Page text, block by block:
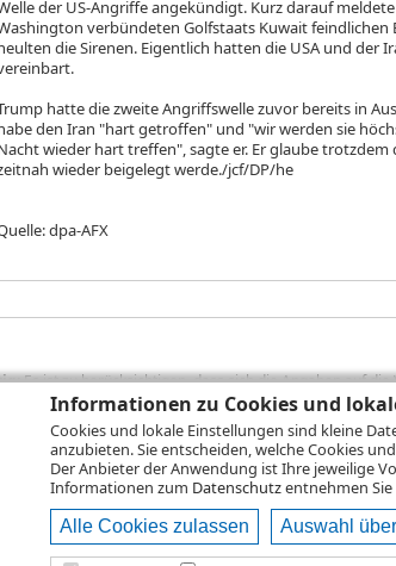
Informationen zu Cookies und
Cookies und lokale Einstellungen sind kleine
anzubieten. Sie entscheiden, welche Cookies
Der Anbieter der Anwendung ist Ihre jeweilige
Informationen zum Datenschutzentnehmen
Alle Cookies zulassen Auswahl
der US-Angriffe angekündigt. Kurz darauf
verbündeten Golfstaats Kuwait feindlichen
die Sirenen. Eigentlich hatten die USA und der
hatte die zweite Angriffswelle zuvor bereits in
den Iran "hart getroffen" und "wir werden sie
wieder hart treffen", sagte er. Er glaube trotzdem
wieder beigelegt werde./jcf/DP/he
dpa-AFX
Es ist zu berücksichtigen, dass sich die Angaben auf
Ergebnisse darstellen. Bei Performanceangaben
Gebühren und andere Entgelte), die beim Erwerb
hinzu. Mit dem Wertentwicklungsrechner
die sich unter Berücksichtigung sämtlicher
die Rendite zudem infolge von Währungsschwankungen